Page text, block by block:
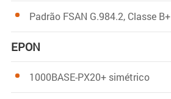
Padrão FSAN G.984.2, Classe B+
EPON
1000BASE-PX20+ simétrico